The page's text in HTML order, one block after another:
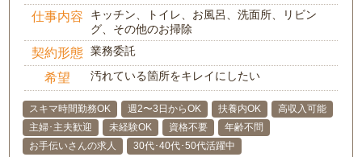
仕事内容
キッチン、トイレ、お風呂、洗面所、リビン
グ、その他のお掃除
契約形態 業務委託
希望 汚れている箇所をキレイにしたい
スキマ時間勤務OK 週2〜3日からOK 扶養内OK
高収入可能
主婦･主夫歓迎
未経験OK 資格不要
年齢不問
お手伝いさんの求人
30代･40代･50代活躍中